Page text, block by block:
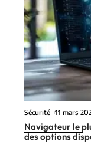
Sécurité 11 mars
Navigateur le
des options